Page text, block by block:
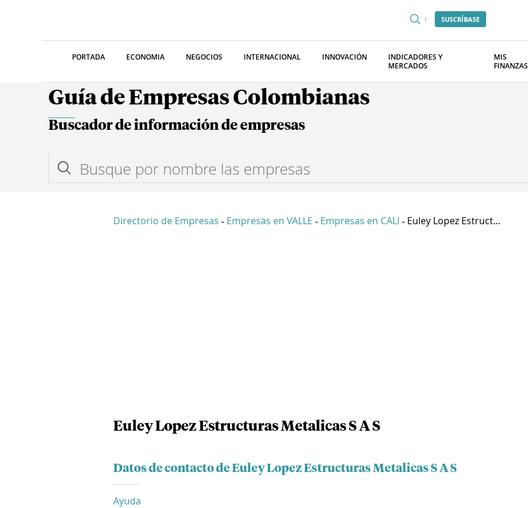
SUSCRÍBASE
PORTADA ECONOMIA NEGOCIOS INTERNACIONAL INNOVACIÓN
INDICADORES Y
MERCADOS
MIS
FINANZAS
Guía de Empresas Colombianas
Buscador de información de empresas
Directorio de Empresas - Empresas en VALLE - Empresas en CALI - Euley Lopez Estruct...
Euley Lopez Estructuras Metalicas S A S
Datos de contacto de Euley Lopez Estructuras Metalicas S A S
Ayuda